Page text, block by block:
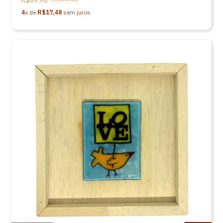
4x de R$17,48 sem juros